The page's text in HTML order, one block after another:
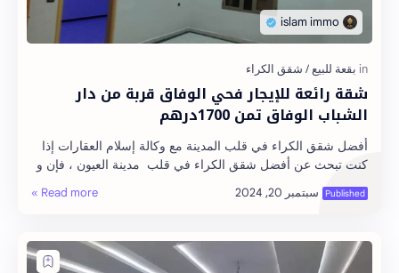
شقة رائعة للإيجار فحي الوفاق قربة من دار
الشباب الوفاق تمن 1700درهم
أفضل شقق الكراء في قلب المدينة مع وكالة إسلام العقارات إذا
كنت تبحث عن أفضل شقق الكراء في قلب مدينة العيون ، فإن و
كالة إسلام العقارات هي الخيار …